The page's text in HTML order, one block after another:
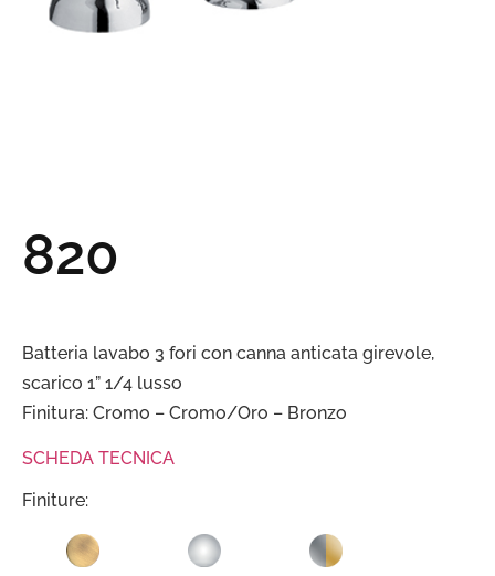
820
Batteria lavabo 3 fori con canna anticata girevole,
scarico 1” 1/4 lusso
Finitura: Cromo – Cromo/Oro – Bronzo
SCHEDA TECNICA
Finiture: